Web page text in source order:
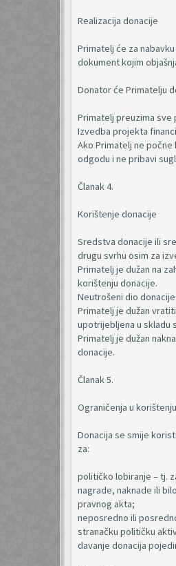
Realizacija donacije
Primatelj će za
dokument kojim
Donator će Primatelju
Primatelj preuzima
Izvedba projekta
Ako Primatelj ne
odgodu i ne pribavi
Članak 4.
Korištenje donacije
Sredstva donacije ili
drugu svrhu osim za
Primatelj je dužan na
korištenju donacije.
Neutrošeni dio
Primatelj je dužan
upotrijebljena u skladu
Primatelj je dužan
donacije.
Članak 5.
Ograničenja u
Donacija se smije
za:
političko lobiranje – tj.
nagrade, naknade ili
pravnog akta;
neposredno ili
stranačku političku
davanje donacija